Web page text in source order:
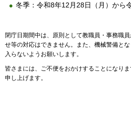
冬季：令和8年12月28日（月）から
閉庁日期間中は、原則として教職員・事務職
せ等の対応はできません。また、機械警備と
入らないようお願いします。
皆さまには、ご不便をおかけすることになり
申し上げます。